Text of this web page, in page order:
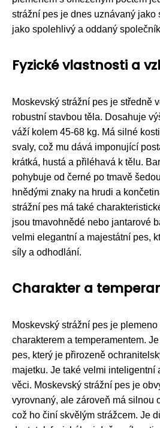
strážní pes je dnes uznávaný jako
jako spolehlivý a oddaný
Fyzické vlastnosti a
Moskevský strážní pes je středně
robustní stavbou těla. Dosahuje
váží kolem 45-68 kg. Má silné
svaly, což mu dává imponující
krátká, hustá a přiléhavá k tělu.
pohybuje od černé po tmavě
hnědými znaky na hrudi a
strážní pes má také
jsou tmavohnědé nebo jantarové
velmi elegantní a majestátní pes,
síly a odhodlání.
Charakter a
Moskevský strážní pes je
charakterem a temperamentem.
pes, který je přirozeně
majetku. Je také velmi inteligentní
věci. Moskevský strážní pes je
vyrovnaný, ale zároveň má silnou
což ho činí skvělým strážcem. Je